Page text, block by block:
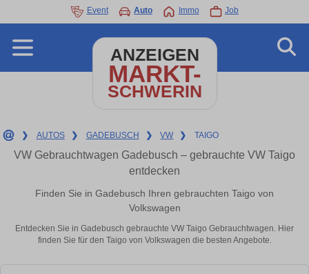
Event Auto Immo Job
ANZEIGEN
MARKT-
SCHWERIN
❯ AUTOS ❯ GADEBUSCH ❯ VW ❯ TAIGO
VW Gebrauchtwagen Gadebusch – gebrauchte VW Taigo
entdecken
Finden Sie in Gadebusch Ihren gebrauchten Taigo von
Volkswagen
Entdecken Sie in Gadebusch gebrauchte VW Taigo Gebrauchtwagen. Hier
finden Sie für den Taigo von Volkswagen die besten Angebote.